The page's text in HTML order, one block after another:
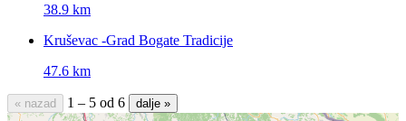
38.9 km
Kruševac -Grad Bogate Tradicije
47.6 km
« nazad 1 – 5 od 6 dalje »